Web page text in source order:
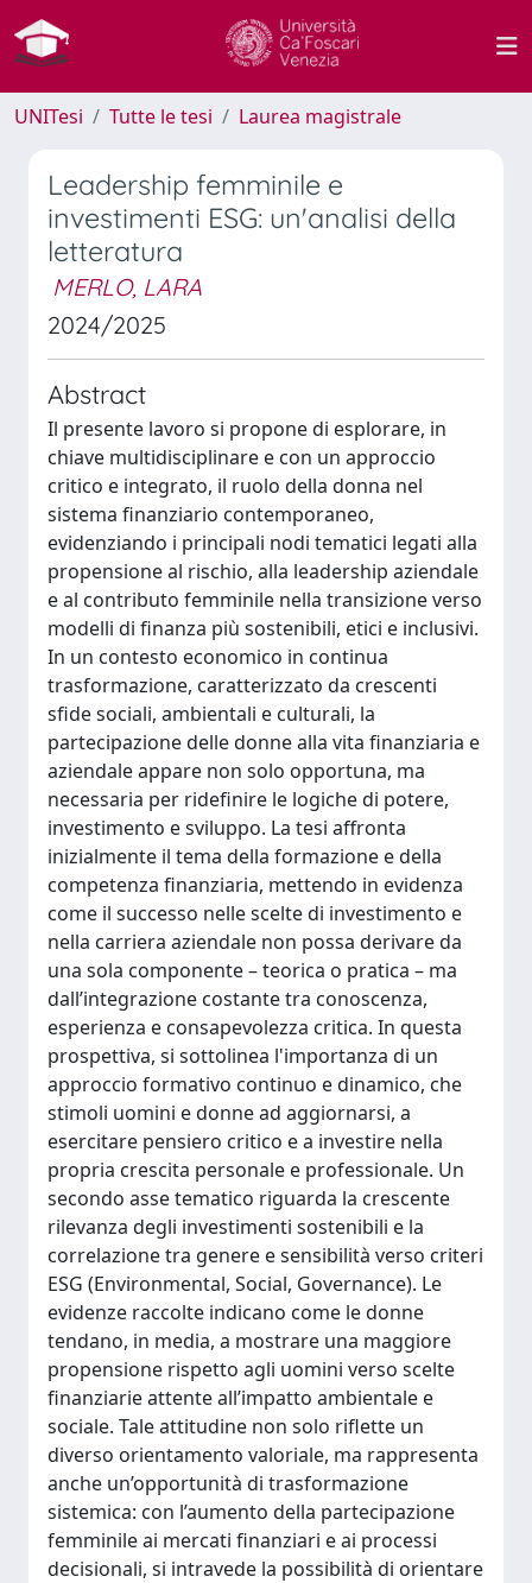
UNITesi Tutte le tesi Laurea magistrale
Leadership femminile e
investimenti ESG: un'analisi della
letteratura
MERLO, LARA
2024/2025
Abstract
Il presente lavoro si propone di esplorare, in
chiave multidisciplinare e con un approccio
critico e integrato, il ruolo della donna nel
sistema finanziario contemporaneo,
evidenziando i principali nodi tematici legati alla
propensione al rischio, alla leadership aziendale
e al contributo femminile nella transizione verso
modelli di finanza più sostenibili, etici e inclusivi.
In un contesto economico in continua
trasformazione, caratterizzato da crescenti
sfide sociali, ambientali e culturali, la
partecipazione delle donne alla vita finanziaria e
aziendale appare non solo opportuna, ma
necessaria per ridefinire le logiche di potere,
investimento e sviluppo. La tesi affronta
inizialmente il tema della formazione e della
competenza finanziaria, mettendo in evidenza
come il successo nelle scelte di investimento e
nella carriera aziendale non possa derivare da
una sola componente – teorica o pratica – ma
dall’integrazione costante tra conoscenza,
esperienza e consapevolezza critica. In questa
prospettiva, si sottolinea l'importanza di un
approccio formativo continuo e dinamico, che
stimoli uomini e donne ad aggiornarsi, a
esercitare pensiero critico e a investire nella
propria crescita personale e professionale. Un
secondo asse tematico riguarda la crescente
rilevanza degli investimenti sostenibili e la
correlazione tra genere e sensibilità verso criteri
ESG (Environmental, Social, Governance). Le
evidenze raccolte indicano come le donne
tendano, in media, a mostrare una maggiore
propensione rispetto agli uomini verso scelte
finanziarie attente all’impatto ambientale e
sociale. Tale attitudine non solo riflette un
diverso orientamento valoriale, ma rappresenta
anche un’opportunità di trasformazione
sistemica: con l’aumento della partecipazione
femminile ai mercati finanziari e ai processi
decisionali, si intravede la possibilità di orientare